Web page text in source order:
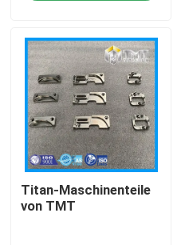
Qualitätskontrolle
Kontakt
Referenzen
Titanstange
Titan-Maschinenteile
von TMT